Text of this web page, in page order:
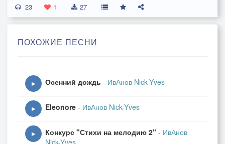
Словно солнце, словно солнце
У меня над головой!
Зеленой краски просторный залив,
Кренящиеся на борт корабли, -
Это песни, над волнами
23 1 27
ПОХОЖИЕ ПЕСНИ
▶ Осенний дождь - ИвАнов Nick-Yves
▶ Eleonore - ИвАнов Nick-Yves
▶ Конкурс "Стихи на мелодию 2" - ИвАнов
Nick-Yves